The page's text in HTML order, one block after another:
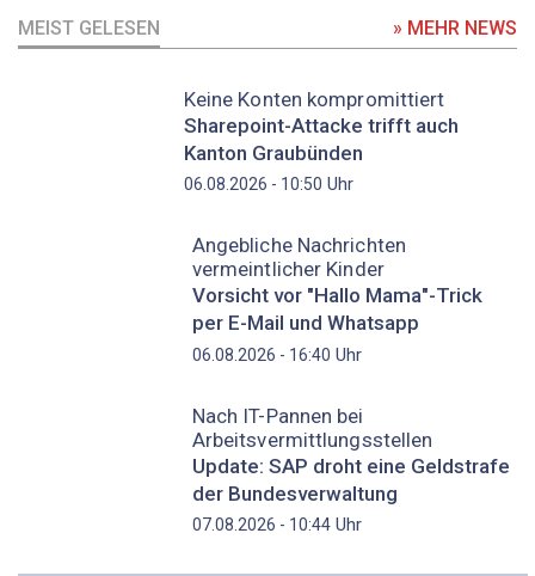
MEIST GELESEN » MEHR NEWS
Keine Konten kompromittiert
Sharepoint-Attacke trifft auch
Kanton Graubünden
06.08.2026 - 10:50 Uhr
Angebliche Nachrichten
vermeintlicher Kinder
Vorsicht vor "Hallo Mama"-Trick
per E-Mail und Whatsapp
06.08.2026 - 16:40 Uhr
Nach IT-Pannen bei
Arbeitsvermittlungsstellen
Update: SAP droht eine Geldstrafe
der Bundesverwaltung
07.08.2026 - 10:44Uhr